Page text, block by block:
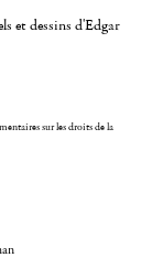
et dessins d'Edgar
sur les droits de la